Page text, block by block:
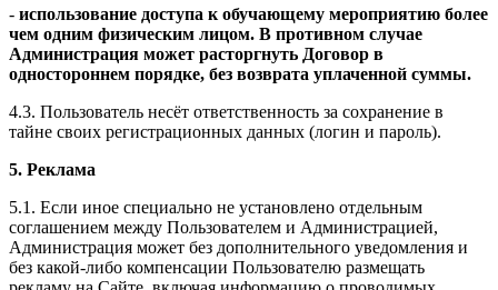
- использование доступа к обучающему мероприятию более
чем одним физическим лицом. В противном случае
Администрация может расторгнуть Договор в
одностороннем порядке, без возврата уплаченной суммы.
4.3. Пользователь несёт ответственность за сохранение в
тайне своих регистрационных данных (логин и пароль).
5. Реклама
5.1. Если иное специально не установлено отдельным
соглашением между Пользователем и Администрацией,
Администрация может без дополнительного уведомления и
без какой-либо компенсации Пользователю размещать